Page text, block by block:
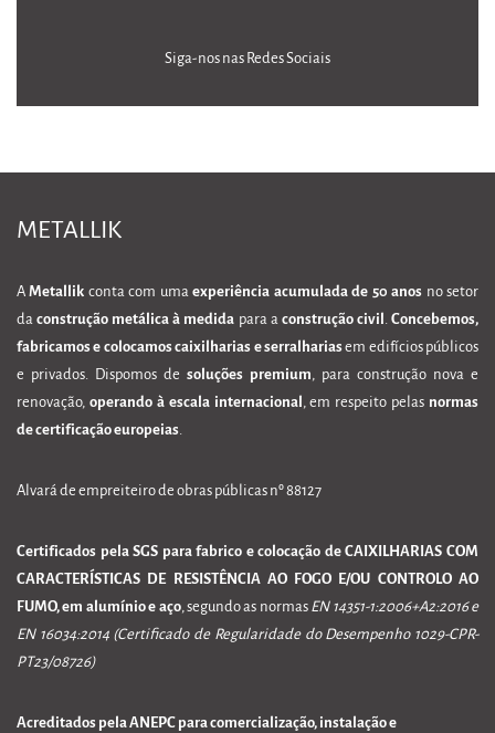
Siga-nos nas Redes Sociais
METALLIK
AMetallik conta com umaexperiência acumulada de 50 anos no setor
daconstrução metálica à medida para a construção civil.Concebemos,
fabricamos e colocamos caixilharias e serralhariasem edifícios públicos
e privados. Dispomos de soluções premium, para construção nova e
renovação, operando à escala internacional, em respeito pelas normas
de certificação europeias.
Alvará de empreiteiro de obras públicas nº 88127
Certificados pela SGS para fabrico e colocação de CAIXILHARIAS COM
CARACTERÍSTICAS DE RESISTÊNCIA AO FOGO E/OU CONTROLO AO
FUMO, em alumínio e aço, segundo as normas EN 14351-1:2006+A2:2016 e
EN 16034:2014 (Certificado de Regularidade do Desempenho 1029-CPR-
PT23/08726)
Acreditados pela ANEPC para comercialização, instalação e